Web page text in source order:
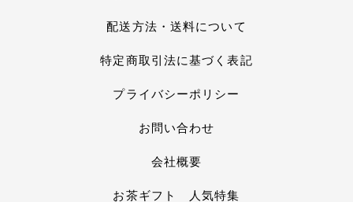
配送方法・送料について
特定商取引法に基づく表記
プライバシーポリシー
お問い合わせ
会社概要
お茶ギフト 人気特集